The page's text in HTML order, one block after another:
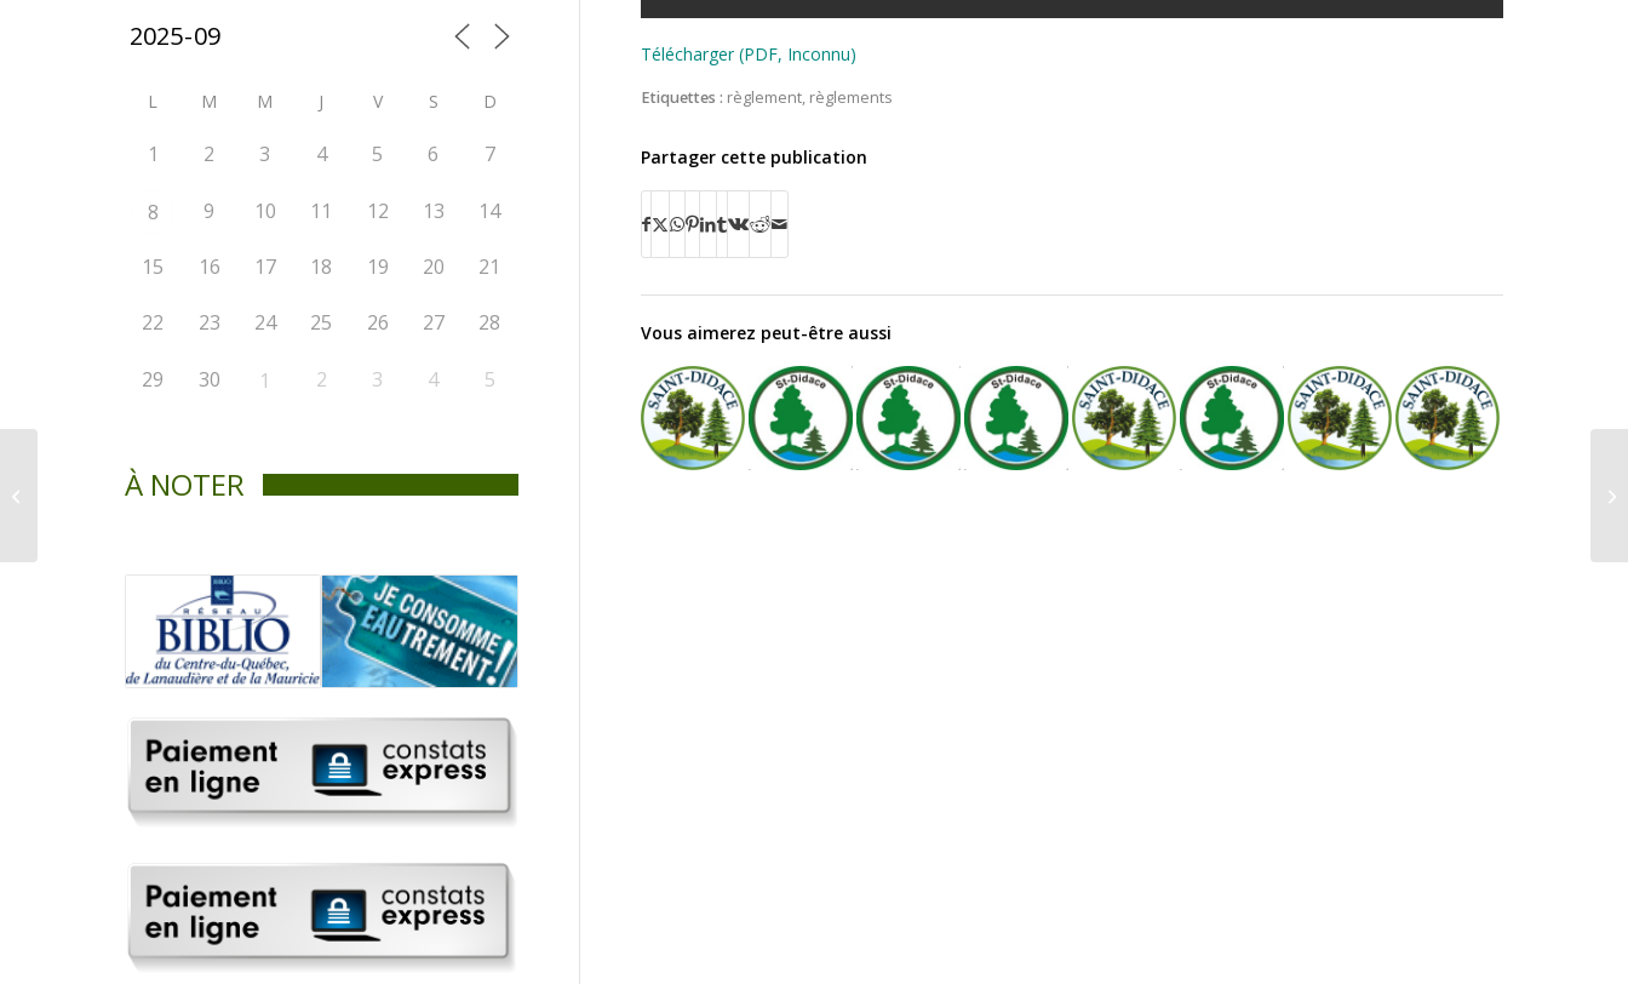
Télécharger (PDF, Inconnu)
Etiquettes : règlement, règlements
Partager cette publication
Vous aimerez peut-être aussi
L M M J V S D
1 2 3 4 5 6 7
8 9 10 11 12 13 14
15 16 17 18 19 20 21
22 23 24 25 26 27 28
29 30 1 2 3 4 5
À NOTER
Règlement numéro